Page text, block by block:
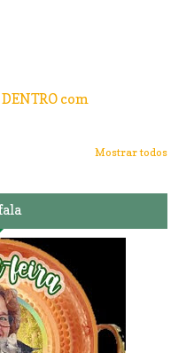
DENTRO com
Mostrar todos